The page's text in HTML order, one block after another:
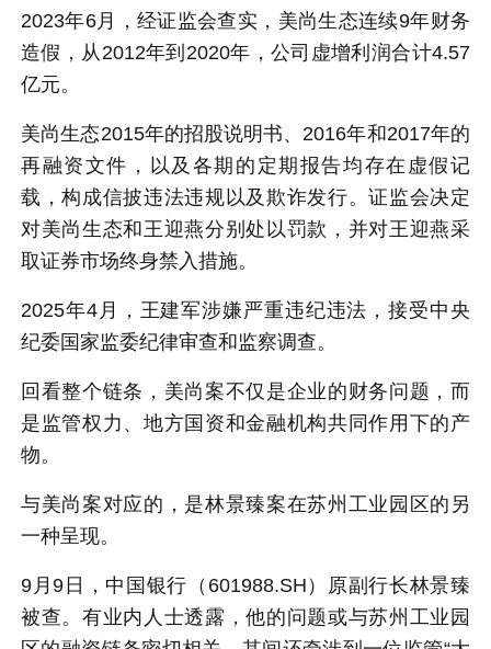
2023年6月，经证监会查实，美尚生态连续9年财务
造假，从2012年到2020年，公司虚增利润合计4.57
亿元。
美尚生态2015年的招股说明书、2016年和2017年的
再融资文件，以及各期的定期报告均存在虚假记
载，构成信披违法违规以及欺诈发行。证监会决定
对美尚生态和王迎燕分别处以罚款，并对王迎燕采
取证券市场终身禁入措施。
2025年4月，王建军涉嫌严重违纪违法，接受中央
纪委国家监委纪律审查和监察调查。
回看整个链条，美尚案不仅是企业的财务问题，而
是监管权力、地方国资和金融机构共同作用下的产
物。
与美尚案对应的，是林景臻案在苏州工业园区的另
一种呈现。
9月9日，中国银行（601988.SH）原副行长林景臻
被查。有业内人士透露，他的问题或与苏州工业园